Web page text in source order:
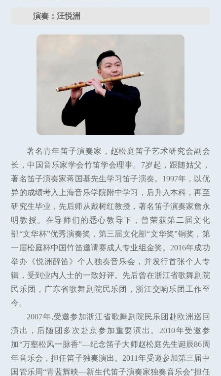
演奏：汪悦洲
著名青年笛子演奏家，赵松庭笛子艺术研究会副会
长，中国音乐家学会竹笛学会理事。7岁起，跟随姑父，
著名笛子演奏家蒋国基先生学习笛子演奏。1997年，以优
异的成绩考入上海音乐学院附中学习，后升入本科，再至
研究生毕业，先后师从戴树红教授，著名笛子演奏家詹永
明教授。在导师们的悉心教导下，曾荣获第二届文化
部“文华杯”优秀演奏奖，第三届文化部“文华奖”铜奖，第
一届松庭杯中国竹笛邀请赛成人专业组金奖。2016年成功
举办《悦洲醉笛》个人独奏音乐会，并发行首张个人专
辑，受到业内人士的一致好评。先后曾在浙江省歌舞剧院
民乐团，广东省歌舞剧院民乐团，浙江交响乐团工作至
今。
2007年,受邀参加浙江省歌舞剧院民乐团赴欧洲巡回
演出，后随团多次赴京参加重要演出。2010年受邀参
加“万壑松风一脉香”—纪念笛子大师赵松庭先生诞辰86周
年音乐会，担任笛子独奏演出。2011年受邀参加第三届中
国管乐周“青蓝辉映—新生代笛子演奏家独奏音乐会”担任